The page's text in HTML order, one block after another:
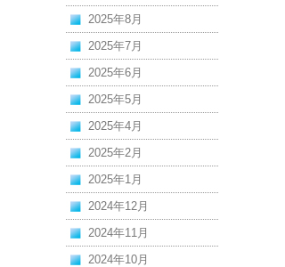
2025年8月
2025年7月
2025年6月
2025年5月
2025年4月
2025年2月
2025年1月
2024年12月
2024年11月
2024年10月